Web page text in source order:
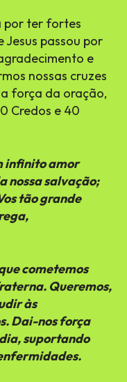
por ter fortes
Jesus passou por
e
nossas cruzes
força da oração,
Credos e 40
infinito amor
nossa salvação;
tão grande
cometemos
Queremos,
às
Dai-nos força
suportando